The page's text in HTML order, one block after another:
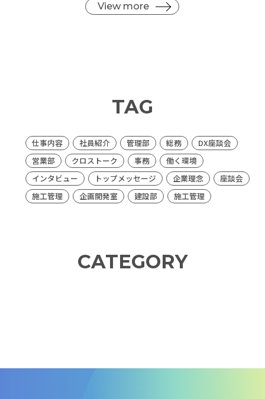
View more
TAG
仕事内容 社員紹介 管理部 総務
DX座談会
営業部
クロストーク 事務
働く環境
インタビュー
トップメッセージ 企業理念
座談会
施工管理
企画開発室 建設部 施工管理
CATEGORY